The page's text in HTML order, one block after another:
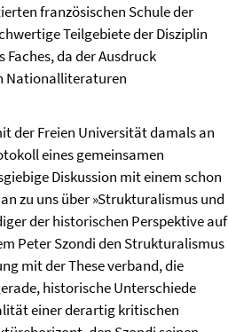
französischen Schule der
Teilgebiete der Disziplin
Faches, da der Ausdruck
Nationalliteraturen
der Freien Universität damals an
eines gemeinsamen
Diskussion mit einem schon
zu uns über »Strukturalismus und
der historischen Perspektive auf
Peter Szondi den Strukturalismus
mit der These verband, die
historische Unterschiede
einer derartig kritischen